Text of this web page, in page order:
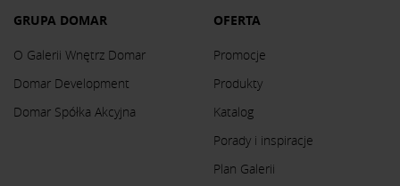
GRUPA DOMAR
O Galerii Wnętrz Domar
Domar Development
Domar Spółka Akcyjna
OFERTA
Promocje
Produkty
Katalog
Porady i inspiracje
Plan Galerii